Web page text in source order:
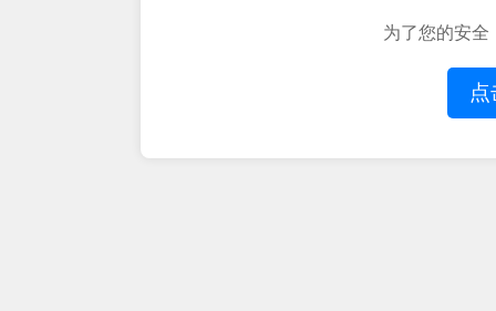
为了您的安全